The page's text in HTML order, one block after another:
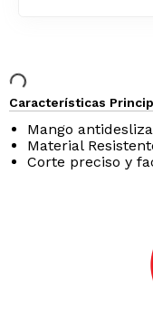
Características
Mango
Material
Corte preciso y